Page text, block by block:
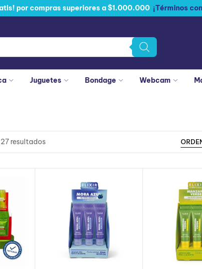
por compras superiores a $1.000.000 ¡Términos
Juguetes Bondage Webcam
resultados